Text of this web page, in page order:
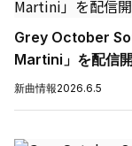
Grey October
Martini」を配信
新曲情報2026.6.5